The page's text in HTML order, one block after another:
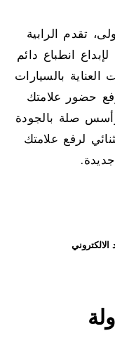
تقدم الرابية
انطباع دائم
بالسيارات
حضور علامتك
وأسس صلة بالجودة
لرفع علامتك
الالكتروني